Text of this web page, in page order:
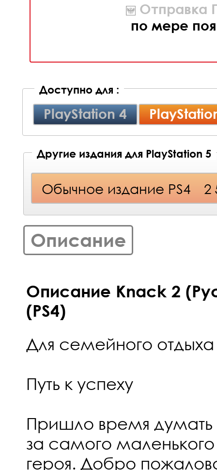
Отправка
по мере
Доступно для :
PlayStation 4
Другие издания для PlayStation 5
Обычное издание PS4 2
Описание
Описание Knack 2
(PS4)
Для семейного отдыха
Путь к успеху
Пришло время
за самого
героя. Добро